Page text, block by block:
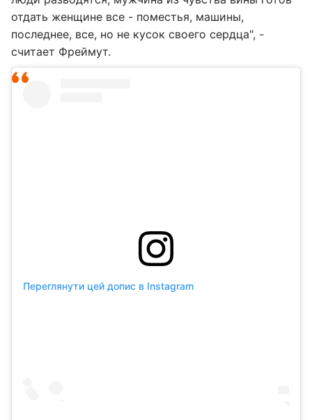
отдать женщине все - поместья, машины,
последнее, все, но не кусок своего сердца", -
считает Фреймут.
Переглянути цей допис в Instagram